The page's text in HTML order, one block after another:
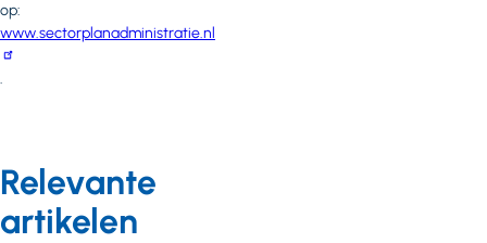
op:
www.sectorplanadministratie.nl
.
Relevante
artikelen